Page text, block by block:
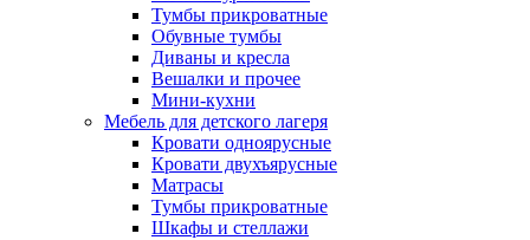
Тумбы прикроватные
Обувные тумбы
Диваны и кресла
Вешалки и прочее
Мини-кухни
Мебель для детского лагеря
Кровати одноярусные
Кровати двухъярусные
Матрасы
Тумбы прикроватные
Шкафы и стеллажи